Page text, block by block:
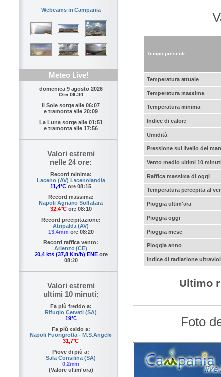
Webcams in Campania
Meteo Live!
domenica 9 agosto 2026
Ore 08:34
Il Sole sorge alle 06:07
e tramonta alle 20:09
La Luna sorge alle 01:51
e tramonta alle 17:56
Valori estremi
nelle 24 ore:
Record minima:
Laceno (AV) Lacenolandia
11,4°C ore 08:15
Record massima:
Napoli Agnano Solfatara
32,4°Core 08:10
Record precipitazione:
Atripalda (AV)
13,4mm ore 08:20
Record raffica vento:
Arienzo (CE)
20,4 kts (37,8 Km/h) ENEore
08:20
Valori estremi
ultimi 10 minuti:
Fa più freddo a:
Rifugio Cervati (SA)
19°C
Fa più caldo a:
Napoli Fuorigrotta - M.S.Angelo
31,7°C
Piove di più a:
Sala Consilina (SA)
0,2mm
(Valore ultim'ora)
Tempo presente
Temperatura attuale
Temperatura massima
Temperatura minima
Indice di calore
Umidità
Pressione sul livello del
Vento medio ultimi 10 minuti
Raffica massima di oggi
Temperatura percepita al
Pioggia ultim'ora
Pioggia oggi
Pioggia mese
Pioggia anno
Indice di radiazione
Ultimo
Foto